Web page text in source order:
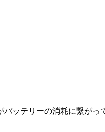
ッテリーの消耗に繋がっ